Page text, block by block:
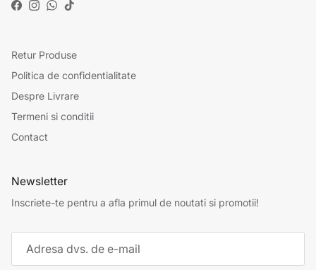
Facebook
Instagram
WhatsApp
TikTok
Retur Produse
Politica de confidentialitate
Despre Livrare
Termeni si conditii
Contact
Newsletter
Inscriete-te pentru a afla primul de noutati si promotii!